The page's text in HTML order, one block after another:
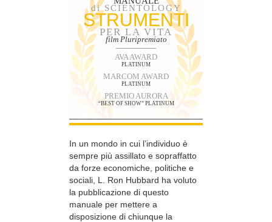
di SCIENTOLOGY
STRUMENTI
PER LA VITA
film Pluripremiato
AVA AWARD
PLATINUM
MARCOM AWARD
PLATINUM
PREMIO AURORA
“BEST OF SHOW” PLATINUM
In un mondo in cui l’individuo è
sempre più assillato e sopraffatto
da forze economiche, politiche e
sociali, L. Ron Hubbard ha voluto
la pubblicazione di questo
manuale per mettere a
disposizione di chiunque la